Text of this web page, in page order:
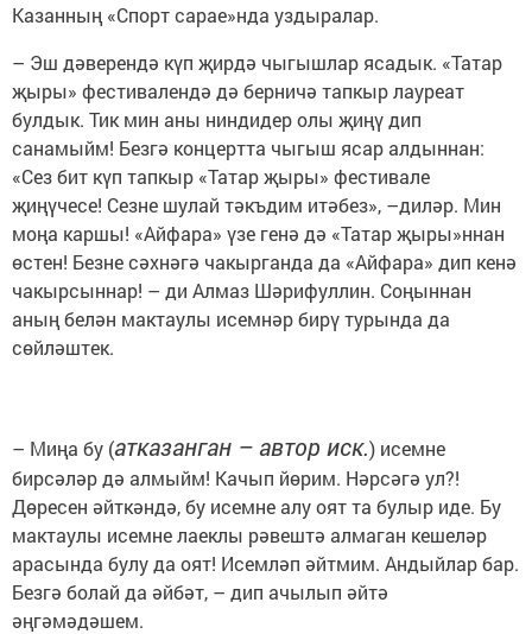
Казанның «Спорт сарае»нда уздыралар.
– Эш дәверендә күп җирдә чыгышлар ясадык. «Татар
җыры» фестивалендә дә берничә тапкыр лауреат
булдык. Тик мин аны ниндидер олы җиңү дип
санамыйм! Безгә концертта чыгыш ясар алдыннан:
«Сез бит күп тапкыр «Татар җыры» фестивале
җиңүчесе! Сезне шулай тәкъдим итәбез», –диләр. Мин
моңа каршы! «Айфара» үзе генә дә «Татар җыры»ннан
өстен! Безне сәхнәгә чакырганда да «Айфара» дип кенә
чакырсыннар! – ди Алмаз Шәрифуллин. Соңыннан
аның белән мактаулы исемнәр бирү турында да
сөйләштек.
– Миңа бу (атказанган – автор иск.) исемне
бирсәләр дә алмыйм! Качып йөрим. Нәрсәгә ул?!
Дөресен әйткәндә, бу исемне алу оят та булыр иде. Бу
мактаулы исемне лаеклы рәвештә алмаган кешеләр
арасында булу да оят! Исемләп әйтмим. Андыйлар бар.
Безгә болай да әйбәт, – дип ачылып әйтә
әңгәмәдәшем.